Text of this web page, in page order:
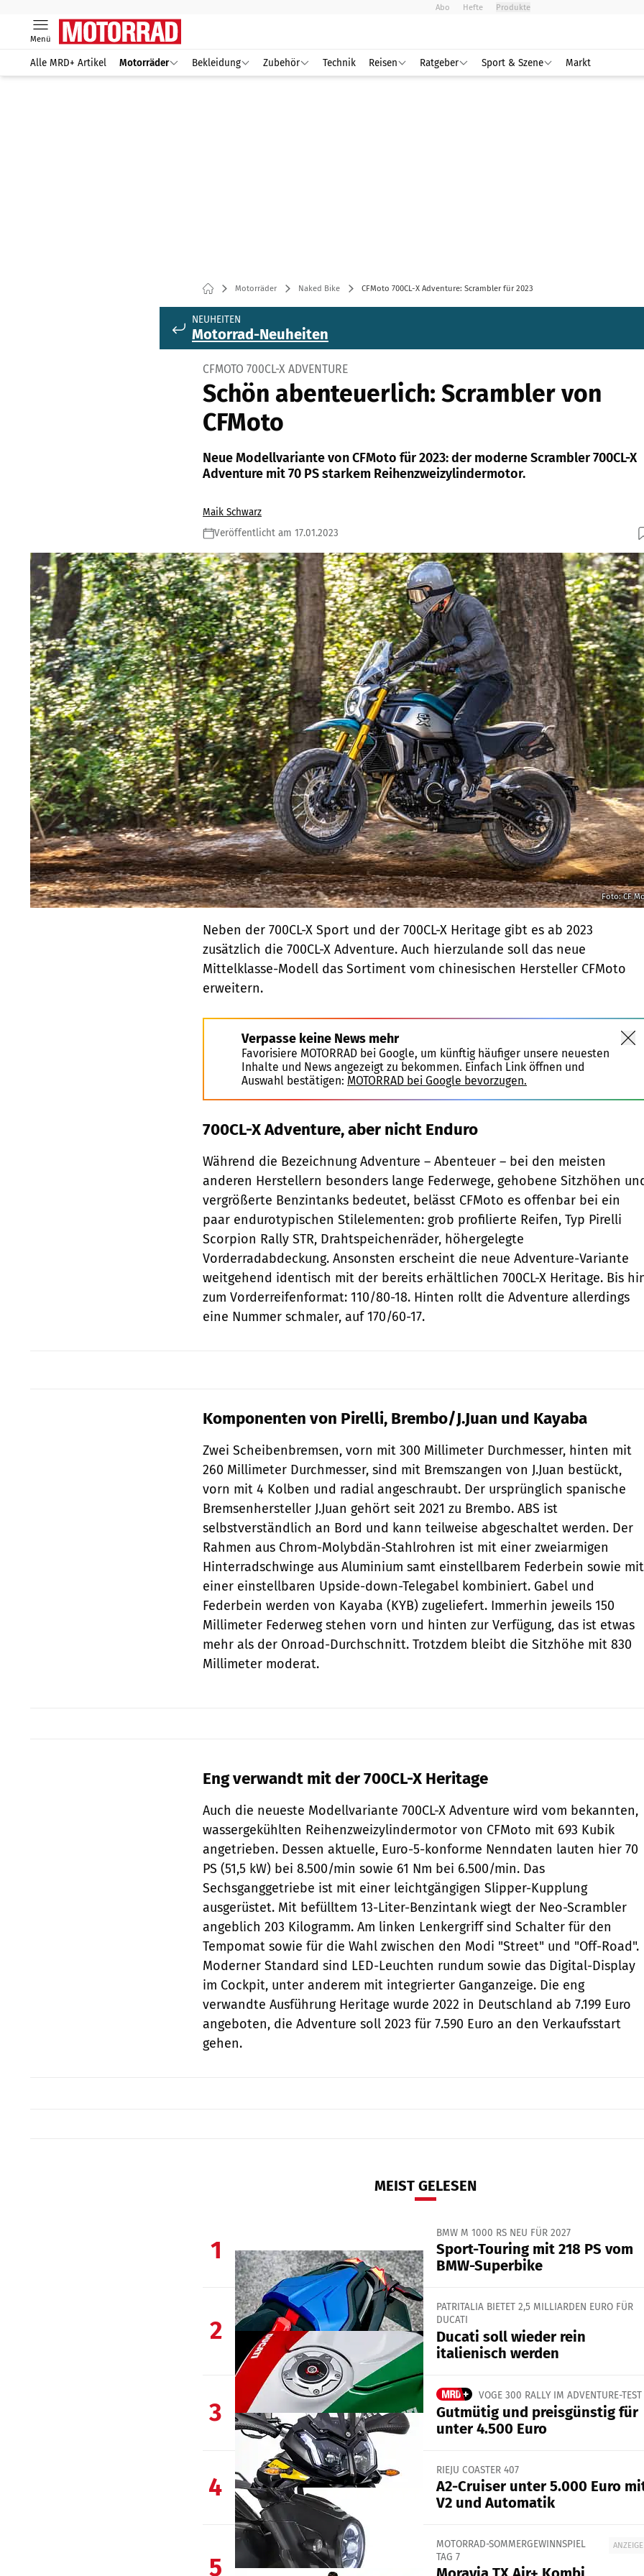
Abo Hefte Produkte
Menü
Alle MRD+ Artikel Motorräder Bekleidung Zubehör Technik Reisen Ratgeber Sport & Szene Markt
Motorräder Naked Bike CFMoto 700CL-X Adventure: Scrambler für 2023
NEUHEITEN
Motorrad-Neuheiten
CFMOTO 700CL-X ADVENTURE
Schön abenteuerlich: Scrambler von
CFMoto
Neue Modellvariante von CFMoto für 2023: der moderne Scrambler 700CL-X
Adventure mit 70 PS starkem Reihenzweizylindermotor.
Maik Schwarz
Veröffentlicht am 17.01.2023
Foto: CF
Neben der 700CL-X Sport und der 700CL-X Heritage gibt es ab 2023
zusätzlich die 700CL-X Adventure. Auch hierzulande soll das neue
Mittelklasse-Modell das Sortiment vom chinesischen Hersteller CFMoto
erweitern.
Verpasse keine News mehr
Favorisiere MOTORRAD bei Google, um künftig häufiger unsere neuesten
Inhalte und News angezeigt zu bekommen. Einfach Link öffnen und
Auswahl bestätigen: MOTORRAD bei Google bevorzugen.
700CL-X Adventure, aber nicht Enduro
Während die Bezeichnung Adventure – Abenteuer – bei den meisten
anderen Herstellern besonders lange Federwege, gehobene Sitzhöhen
vergrößerte Benzintanks bedeutet, belässt CFMoto es offenbar bei ein
paar endurotypischen Stilelementen: grob profilierte Reifen, Typ Pirelli
Scorpion Rally STR, Drahtspeichenräder, höhergelegte
Vorderradabdeckung. Ansonsten erscheint die neue Adventure-Variante
weitgehend identisch mit der bereits erhältlichen 700CL-X Heritage. Bis
zum Vorderreifenformat: 110/80-18. Hinten rollt die Adventure allerdings
eine Nummer schmaler, auf 170/60-17.
Komponenten von Pirelli, Brembo/J.Juan und Kayaba
Zwei Scheibenbremsen, vorn mit 300 Millimeter Durchmesser, hinten mit
260 Millimeter Durchmesser, sind mit Bremszangen von J.Juan bestückt,
vorn mit 4 Kolben und radial angeschraubt. Der ursprünglich spanische
Bremsenhersteller J.Juan gehört seit 2021 zu Brembo. ABS ist
selbstverständlich an Bord und kann teilweise abgeschaltet werden. Der
Rahmen aus Chrom-Molybdän-Stahlrohren ist mit einer zweiarmigen
Hinterradschwinge aus Aluminium samt einstellbarem Federbein sowie mit
einer einstellbaren Upside-down-Telegabel kombiniert. Gabel und
Federbein werden von Kayaba (KYB) zugeliefert. Immerhin jeweils 150
Millimeter Federweg stehen vorn und hinten zur Verfügung, das ist etwas
mehr als der Onroad-Durchschnitt. Trotzdem bleibt die Sitzhöhe mit 830
Millimeter moderat.
Eng verwandt mit der 700CL-X Heritage
Auch die neueste Modellvariante 700CL-X Adventure wird vom bekannten,
wassergekühlten Reihenzweizylindermotor von CFMoto mit 693 Kubik
angetrieben. Dessen aktuelle, Euro-5-konforme Nenndaten lauten hier 70
PS (51,5 kW) bei 8.500/min sowie 61 Nm bei 6.500/min. Das
Sechsganggetriebe ist mit einer leichtgängigen Slipper-Kupplung
ausgerüstet. Mit befülltem 13-Liter-Benzintank wiegt der Neo-Scrambler
angeblich 203 Kilogramm. Am linken Lenkergriff sind Schalter für den
Tempomat sowie für die Wahl zwischen den Modi "Street" und "Off-Road".
Moderner Standard sind LED-Leuchten rundum sowie das Digital-Display
im Cockpit, unter anderem mit integrierter Ganganzeige. Die eng
verwandte Ausführung Heritage wurde 2022 in Deutschland ab 7.199 Euro
angeboten, die Adventure soll 2023 für 7.590 Euro an den Verkaufsstart
gehen.
MEIST GELESEN
1
BMW M 1000 RS NEU FÜR 2027
Sport-Touring mit 218 PS vom
BMW-Superbike
2
PATRITALIA BIETET 2,5 MILLIARDEN EURO FÜR
DUCATI
Ducati soll wieder rein
italienisch werden
3
VOGE 300 RALLY IM ADVENTURE-TEST
Gutmütig und preisgünstig für
unter 4.500 Euro
4
RIEJU COASTER 407
A2-Cruiser unter 5.000 Euro
V2 und Automatik
5
ANZEIGE
MOTORRAD-SOMMERGEWINNSPIEL
TAG 7